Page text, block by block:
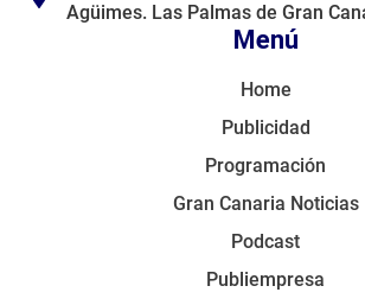
Menú
Home
Publicidad
Programación
Gran Canaria Noticias
Podcast
Publiempresa
Agüimes. Las Palmas de Gran